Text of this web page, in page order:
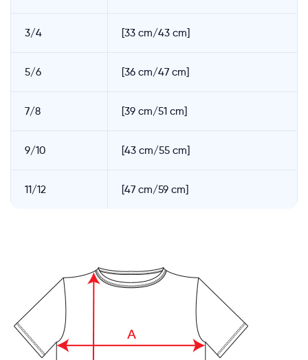
3/4 [33 cm/43 cm]
5/6 [36 cm/47 cm]
7/8 [39 cm/51 cm]
9/10 [43 cm/55 cm]
11/12 [47 cm/59 cm]